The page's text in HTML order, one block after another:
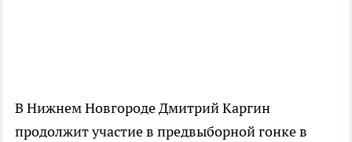
В Нижнем Новгороде Дмитрий Каргин
продолжит участие в предвыборной гонке в